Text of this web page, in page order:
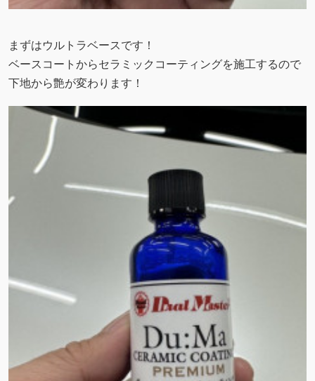
まずはウルトラベースです！
ベースコートからセラミックコーティングを施工するので
下地から艶が変わります！